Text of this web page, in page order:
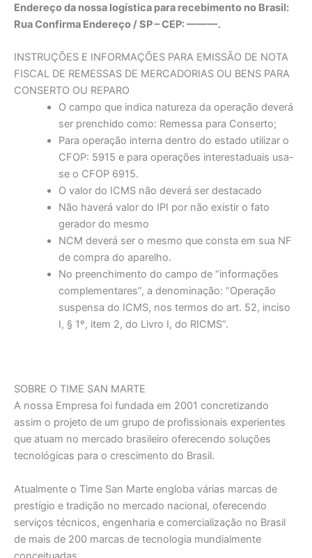
Endereço da nossa logística para recebimento no Brasil:
Rua Confirma Endereço / SP – CEP: ———.
INSTRUÇÕES E INFORMAÇÕES PARA EMISSÃO DE NOTA
FISCAL DE REMESSAS DE MERCADORIAS OU BENS PARA
CONSERTO OU REPARO
O campo que indica natureza da operação deverá
ser prenchido como: Remessa para Conserto;
Para operação interna dentro do estado utilizar o
CFOP: 5915 e para operações interestaduais usa-
se o CFOP 6915.
O valor do ICMS não deverá ser destacado
Não haverá valor do IPI por não existir o fato
gerador do mesmo
NCM deverá ser o mesmo que consta em sua NF
de compra do aparelho.
No preenchimento do campo de “informações
complementares”, a denominação: “Operação
suspensa do ICMS, nos termos do art. 52, inciso
I, § 1º, item 2, do Livro I, do RICMS”.
SOBRE O TIME SAN MARTE
A nossa Empresa foi fundada em 2001 concretizando
assim o projeto de um grupo de profissionais experientes
que atuam no mercado brasileiro oferecendo soluções
tecnológicas para o crescimento do Brasil.
Atualmente o Time San Marte engloba várias marcas de
prestígio e tradição no mercado nacional, oferecendo
serviços técnicos, engenharia e comercialização no Brasil
de mais de 200 marcas de tecnologia mundialmente